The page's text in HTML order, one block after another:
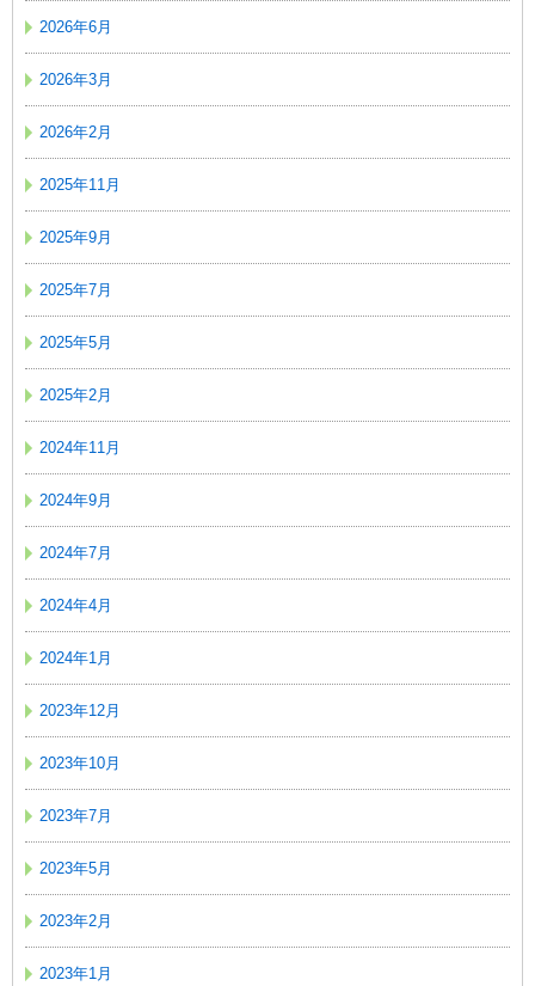
2026年6月
2026年3月
2026年2月
2025年11月
2025年9月
2025年7月
2025年5月
2025年2月
2024年11月
2024年9月
2024年7月
2024年4月
2024年1月
2023年12月
2023年10月
2023年7月
2023年5月
2023年2月
2023年1月